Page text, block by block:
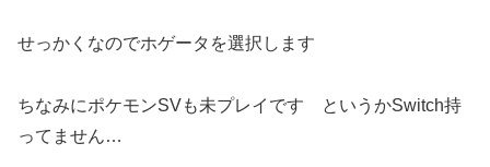
せっかくなのでホゲータを選択します
ちなみにポケモンSVも未プレイです というかSwitch持
ってません…